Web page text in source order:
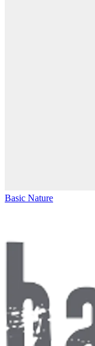
Basic Nature